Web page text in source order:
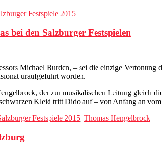
Festspiele 2015
bei den Salzburger Festspielen
Michael Burden, – sei die einzige
uraufgeführt worden.
der zur musikalischen Leitung gleich
Kleid tritt Dido auf – von Anfang an vom
Festspiele 2015, Thomas Hengelbrock